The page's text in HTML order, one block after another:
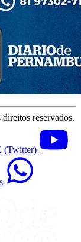
direitos reservados.
(Twitter)